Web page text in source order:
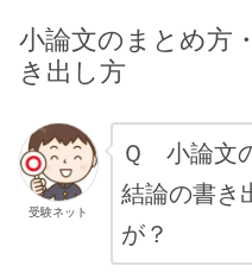
小論文のまとめ方
き出し方
受験ネット
Ｑ 小論文
結論の書き
が？